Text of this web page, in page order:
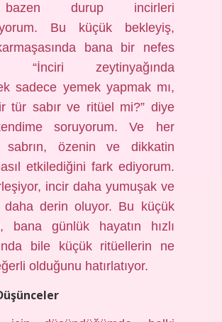
durup incirleri
Bu küçük bekleyiş,
bana bir nefes
“İnciri zeytinyağında
sadece yemek yapmak mı,
tür sabır ve ritüel mi?” diye
soruyorum. Ve her
sabrın, özenin ve dikkatin
etkilediğini fark ediyorum.
incir daha yumuşak ve
daha derin oluyor. Bu küçük
bana günlük hayatın hızlı
bile küçük ritüellerin ne
olduğunu hatırlatıyor.